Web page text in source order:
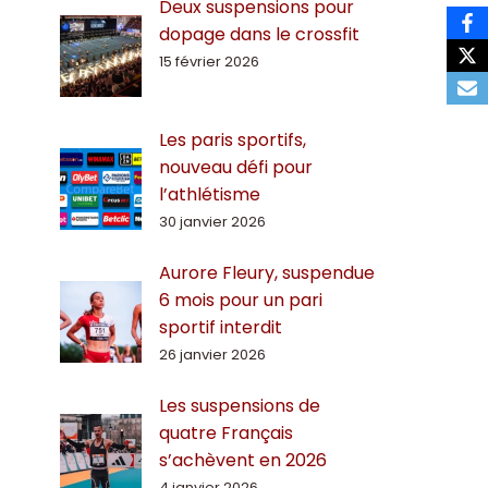
Deux suspensions pour
dopage dans le crossfit
15 février 2026
Les paris sportifs,
nouveau défi pour
l’athlétisme
30 janvier 2026
Aurore Fleury, suspendue
6 mois pour un pari
sportif interdit
26 janvier 2026
Les suspensions de
quatre Français
s’achèvent en 2026